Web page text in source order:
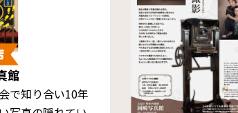
館
で知り合い10年